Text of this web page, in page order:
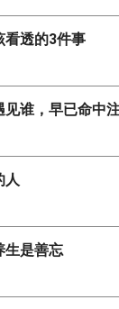
看透的3件事
谁，早已命中
人
生是善忘